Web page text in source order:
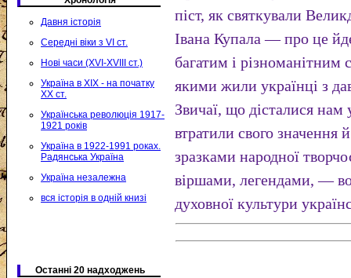
Давня історія
Середні віки з VI ст.
Нові часи (XVI-XVIII ст.)
Україна в XIX - на початку
XX ст.
Українська революція 1917-
1921 років
Україна в 1922-1991 роках.
Радянська Україна
Україна незалежна
вся історія в одній книзі
Останні 20 надходжень
піст, як святкували
Івана Купала — про це
багатим і різноманітним
якими жили українці з
Звичаї, що дісталися нам
втратили свого значення
зразками народної
віршами, легендами, —
духовної культури